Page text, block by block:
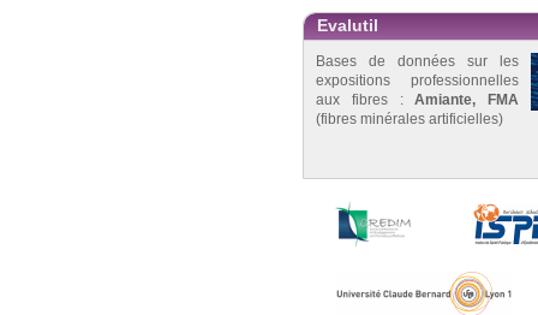
Evalutil
Bases de données sur les
expositions professionnelles
aux fibres :Amiante, FMA
(fibres minérales artificielles)